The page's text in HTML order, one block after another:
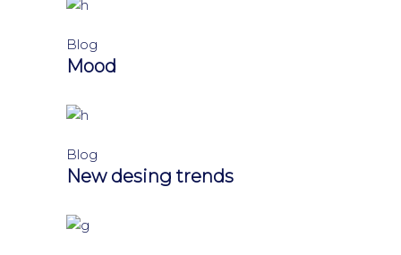
Blog
Mood
Blog
New desing trends